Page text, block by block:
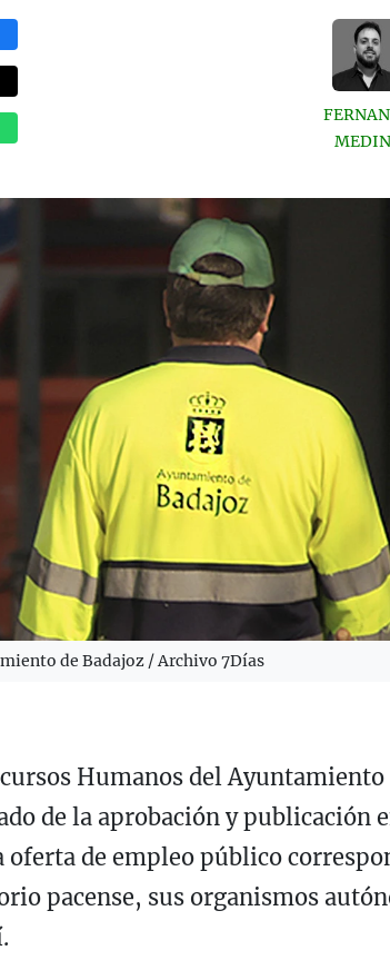
de Badajoz / Archivo 7Días
Humanos del Ayuntamiento
de la aprobación y publicación
oferta de empleo público
pacense, sus organismos